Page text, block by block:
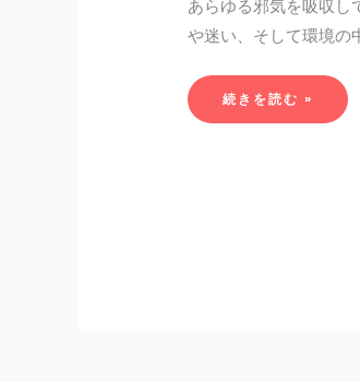
あらゆる邪気を吸収し
や迷い、そして環境の
守
護
石
続きを読む »